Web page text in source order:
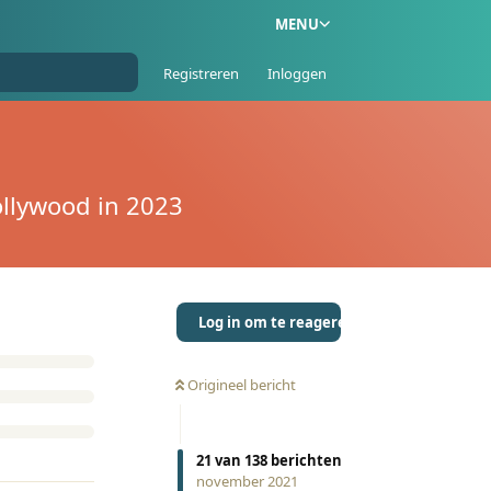
MENU
Registreren Inloggen
in 2023
Log in om te reageren
Origineel bericht
21 van 138 berichten
november 2021